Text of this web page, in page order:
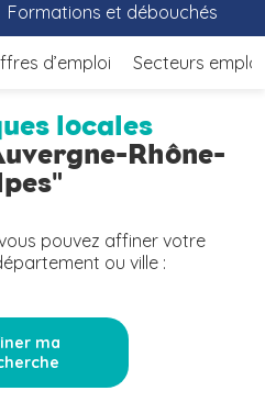
Formations et débouchés
d’emploi Secteurs
locales
Rhône-
pouvez affiner votre
ou ville :
ma